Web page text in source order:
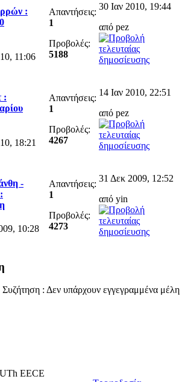
:
11:06
Απαντήσεις:
1
Προβολές:
5188
30 Ιαν 2010, 19:44
από pez
:
18:21
Απαντήσεις:
1
Προβολές:
4267
14 Ιαν 2010, 22:51
από pez
-
10:28
Απαντήσεις:
1
Προβολές:
4273
31 Δεκ 2009, 12:52
από yin
: Δεν υπάρχουν εγγεγραμμένα μέλη
EECE